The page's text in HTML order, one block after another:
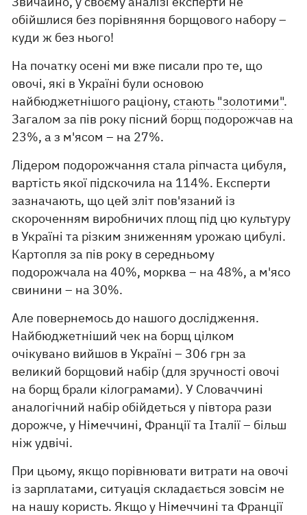
обійшлися без порівняння борщового набору –
куди ж без нього!
На початку осені ми вже писали про те, що
овочі, які в Україні були основою
найбюджетнішого раціону,стають "золотими".
Загалом за пів року пісний борщ подорожчав на
23%, а з м'ясом – на 27%.
Лідером подорожчання стала ріпчаста цибуля,
вартість якої підскочила на 114%. Експерти
зазначають, що цей зліт пов'язаний із
скороченням виробничих площ під цю культуру
в Україні та різким зниженням урожаю цибулі.
Картопля за пів року в середньому
подорожчала на 40%, морква – на 48%, а м'ясо
свинини – на 30%.
Але повернемось до нашого дослідження.
Найбюджетніший чек на борщ цілком
очікувано вийшов в Україні – 306 грн за
великий борщовий набір (для зручності овочі
на борщ брали кілограмами). У Словаччині
аналогічний набір обійдеться у півтора рази
дорожче, у Німеччині, Франції та Італії – більш
ніж удвічі.
При цьому, якщо порівнювати витрати на овочі
із зарплатами, ситуація складається зовсім не
на нашу користь. Якщо у Німеччині та Франції